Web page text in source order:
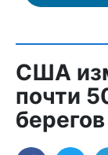
США
почти